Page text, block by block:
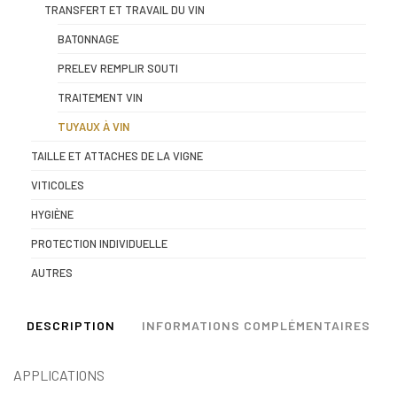
TRANSFERT ET TRAVAIL DU VIN
BATONNAGE
PRELEV REMPLIR SOUTI
TRAITEMENT VIN
TUYAUX À VIN
TAILLE ET ATTACHES DE LA VIGNE
VITICOLES
HYGIÈNE
PROTECTION INDIVIDUELLE
AUTRES
DESCRIPTION INFORMATIONS COMPLÉMENTAIRES
APPLICATIONS